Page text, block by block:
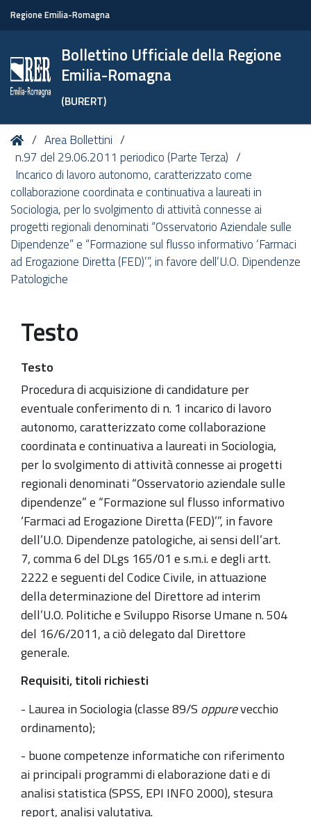
Regione Emilia-Romagna
Bollettino Ufficiale della Regione
Emilia-Romagna
(BURERT)
Tu
sei
qui:
HomeArea Bollettini
n.97 del 29.06.2011 periodico (Parte Terza)
Incarico di lavoro autonomo, caratterizzato come
collaborazione coordinata e continuativa a laureati in
Sociologia, per lo svolgimento di attività connesse ai
progetti regionali denominati “Osservatorio Aziendale sulle
Dipendenze” e “Formazione sul flusso informativo ‘Farmaci
ad Erogazione Diretta (FED)’”, in favore dell’U.O. Dipendenze
Patologiche
Testo
Testo
Procedura di acquisizione di candidature per
eventuale conferimento di n. 1 incarico di lavoro
autonomo, caratterizzato come collaborazione
coordinata e continuativa a laureati in Sociologia,
per lo svolgimento di attività connesse ai progetti
regionali denominati “Osservatorio aziendale sulle
dipendenze” e “Formazione sul flusso informativo
‘Farmaci ad Erogazione Diretta (FED)’”, in favore
dell’U.O. Dipendenze patologiche, ai sensi dell’art.
7, comma 6 del DLgs 165/01 e s.m.i. e degli artt.
2222 e seguenti del Codice Civile, in attuazione
della determinazione del Direttore ad interim
dell’U.O. Politiche e Sviluppo Risorse Umane n. 504
del 16/6/2011, a ciò delegato dal Direttore
generale.
Requisiti, titoli richiesti
- Laurea in Sociologia (classe 89/S oppurevecchio
ordinamento);
- buone competenze informatiche con riferimento
ai principali programmi di elaborazione dati e di
analisi statistica (SPSS, EPI INFO 2000), stesura
report, analisi valutativa.